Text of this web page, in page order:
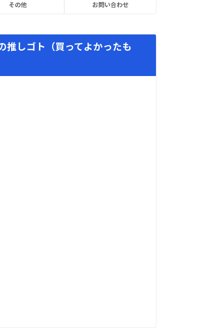
その他 お問い合わせ
推しゴト（買ってよかったも